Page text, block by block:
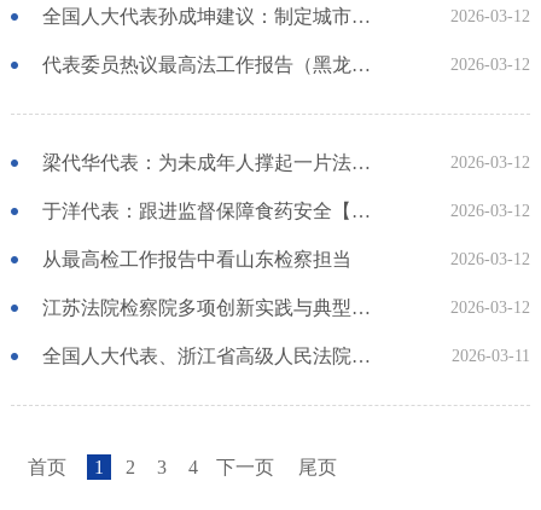
全国人大代表孙成坤建议：制定城市管理法 以良法促善治【两会政法好声音】 2026-03-12
代表委员热议最高法工作报告（黑龙江篇之一）【两会政法好声音】 2026-03-12
梁代华代表：为未成年人撑起一片法治晴空【两会政法好声音】 2026-03-12
于洋代表：跟进监督保障食药安全【两会政法好声音】 2026-03-12
从最高检工作报告中看山东检察担当 2026-03-12
江苏法院检察院多项创新实践与典型案例入选“两高”报告 2026-03-12
全国人大代表、浙江省高级人民法院院长郑青：健全完善适老型诉讼服务机制 让司法温情守护“夕阳红” 2026-03-11
首页 1 2 3 4 下一页 尾页